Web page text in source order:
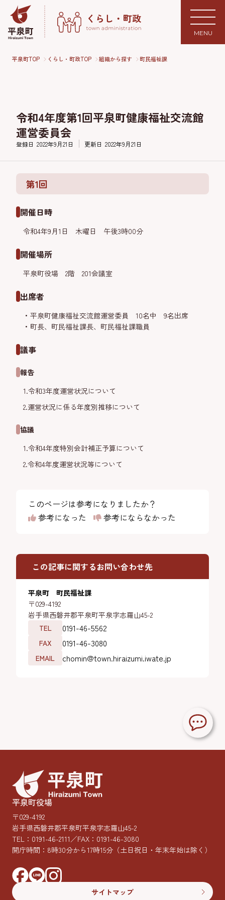
MENU
平泉町TOP くらし・町政TOP 組織から探す 町民福祉課
令和4年度第1回平泉町健康福祉交流館
運営委員会
登録日 2022年9月21日 更新日 2022年9月21日
第1回
開催日時
令和4年9月1日 木曜日 午後3時00分
開催場所
平泉町役場 2階 201会議室
出席者
平泉町健康福祉交流館運営委員 10名中 9名出席
町長、町民福祉課長、町民福祉課職員
議事
報告
1.令和3年度運営状況について
2.運営状況に係る年度別推移について
協議
1.令和4年度特別会計補正予算について
2.令和4年度運営状況等について
このページは参考になりましたか？
参考になった
参考にならなかった
この記事に関するお問い合わせ先
平泉町 町民福祉課
〒029-4192
岩手県西磐井郡平泉町平泉字志羅山45-2
TEL
0191-46-5562
FAX 0191-46-3080
EMAIL chomin@town.hiraizumi.iwate.jp
平泉町役場
〒029-4192
岩手県西磐井郡平泉町平泉字志羅山45-2
TEL： 0191-46-2111／FAX：0191-46-3080
開庁時間：8時30分から17時15分 （土日祝日・年末年始は除く）
サイトマップ